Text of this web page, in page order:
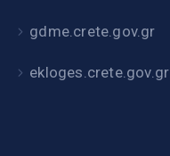
gdme.crete.gov.gr
ekloges.crete.gov.gr